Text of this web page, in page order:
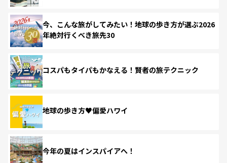
今、こんな旅がしてみたい！地球の歩き方が選ぶ2026
年絶対行くべき旅先30
コスパもタイパもかなえる！賢者の旅テクニック
地球の歩き方♥偏愛ハワイ
今年の夏はインスパイアへ！